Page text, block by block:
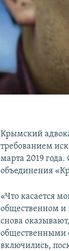
Крымский
требованием
марта 2019
объединения
«Что касается
общественном
снова
общественными
включились,